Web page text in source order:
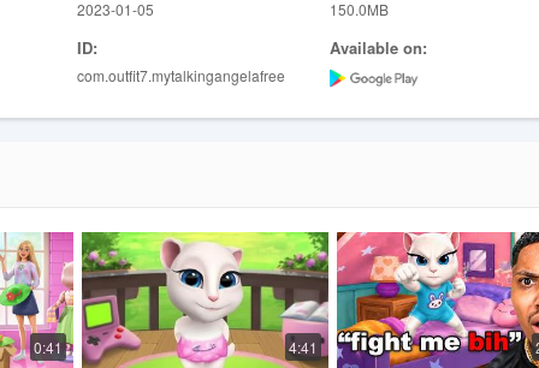
nell'account Google Play;
con la valuta virtuale, a seconda dei progressi del giocatore;
senza effettuare acquisti in-app con denaro reale.
privacy/
2023-01-05 150.0MB
ID:
com.outfit7.mytalkingangelafree
Available on:
0:41 4:41